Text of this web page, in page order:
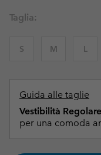
Taglia:
S M L
Guida alle taglie
Vestibilità
per una comoda